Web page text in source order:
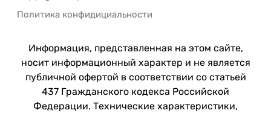
Политика конфидициальности
Информация, представленная на этом сайте,
носит информационный характер и не является
публичной офертой в соответствии со статьей
437 Гражданского кодекса Российской
Федерации. Технические характеристики,